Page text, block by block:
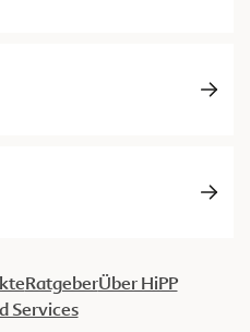
RatgeberÜber HiPP
Services